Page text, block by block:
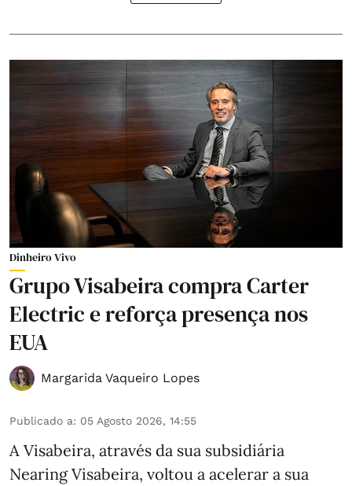
Dinheiro Vivo
Grupo Visabeira compra Carter
Electric e reforça presença nos
EUA
Margarida Vaqueiro Lopes
Publicado a: 05 Agosto 2026, 14:55
A Visabeira, através da sua subsidiária
Nearing Visabeira, voltou a acelerar a sua